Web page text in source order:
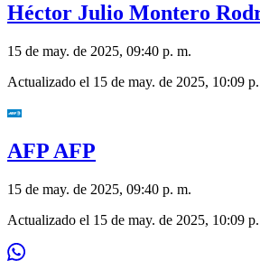
Héctor Julio Montero
15 de may. de 2025, 09:40 p. m.
Actualizado el 15 de may. de 2025, 10:09
AFP AFP
15 de may. de 2025, 09:40 p. m.
Actualizado el 15 de may. de 2025, 10:09